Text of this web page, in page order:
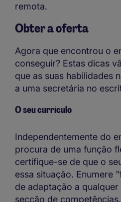
remota.
Obter a oferta
Agora que encontrou o
conseguir? Estas dicas
que as suas habilidades
a uma secretária no
O seu currículo
Independentemente do
procura de uma função
certifique-se de que o
essa situação. Enumere
de adaptação a
secção de